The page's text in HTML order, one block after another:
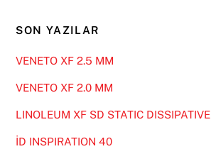
SON YAZILAR
VENETO XF 2.5 MM
VENETO XF 2.0 MM
LINOLEUM XF SD STATIC DISSIPATIVE
İD INSPIRATION 40